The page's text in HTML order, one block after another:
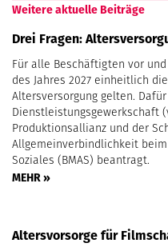
Weitere aktuelle Beiträge
Drei Fragen:
Für alle Beschäftigten vor
des Jahres 2027 einheitlich
Altersversorgung gelten.
Dienstleistungsgewerkschaft
Produktionsallianz und der
Allgemeinverbindlichkeit
Soziales (BMAS) beantragt.
MEHR »
Altersvorsorge für